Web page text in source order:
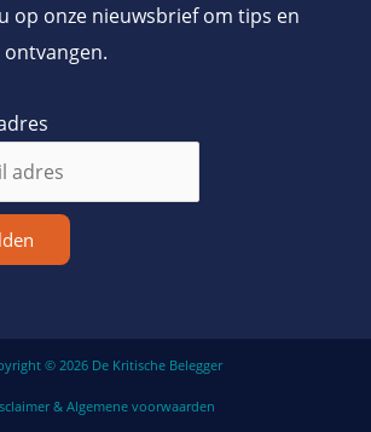
op onze nieuwsbrief om tips en
© 2026 De Kritische Belegger
& Algemene voorwaarden